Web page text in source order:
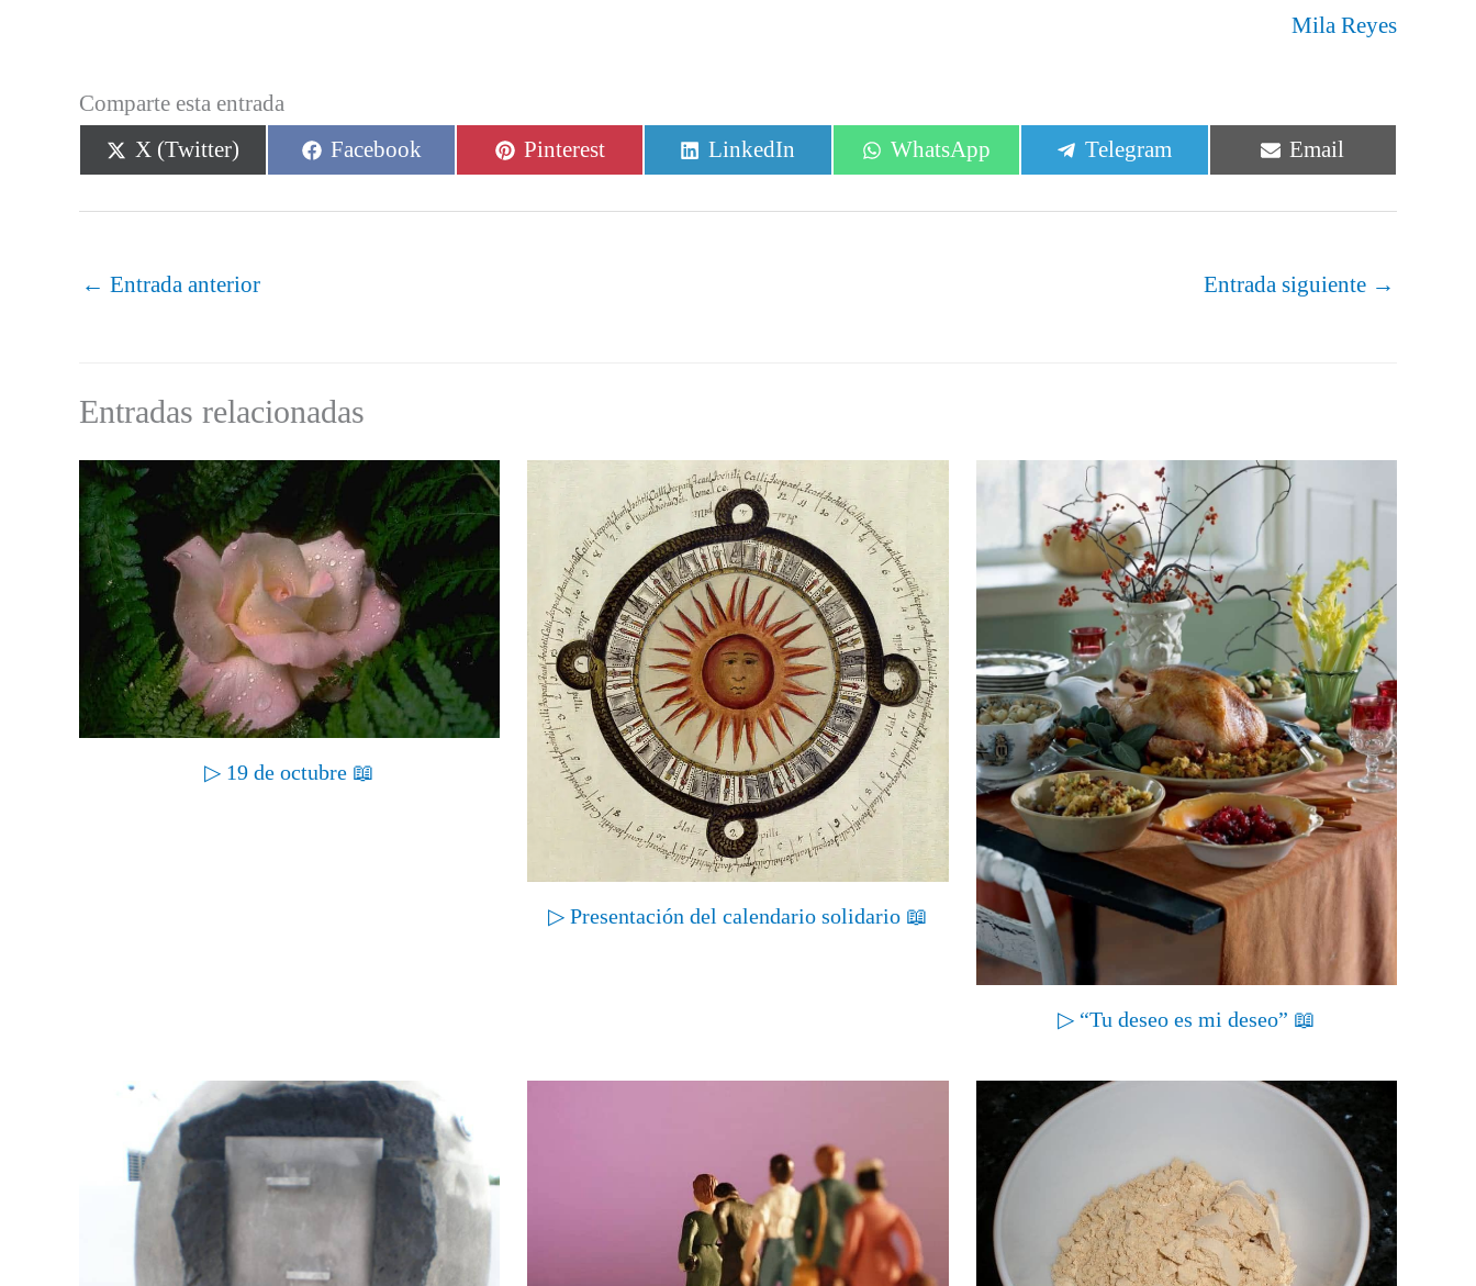
Mila Reyes
Comparte esta entrada
Compartir
en
X (Twitter)
Compartir
en
Facebook
Compartir
en
Pinterest
Compartir
en
LinkedIn
Compartir
en
WhatsApp
Compartir
en
Telegram
Compartir
en
Email
← Entrada anterior Entrada siguiente →
Entradas relacionadas
▷ 19 de octubre 📖
▷ Presentación del calendario solidario 📖
▷ “Tu deseo es mi deseo” 📖